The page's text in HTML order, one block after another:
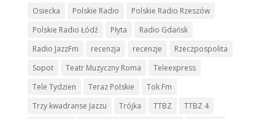
Osiecka
Polskie Radio
Polskie Radio Rzeszów
Polskie Radio Łódź
Płyta
Radio Gdańsk
Radio JazzFm
recenzja recenzje
Rzeczpospolita
Sopot
Teatr Muzyczny Roma
Teleexpress
Tele Tydzien
Teraz Polskie
Tok Fm
Trzy kwadranse Jazzu
Trójka TTBZ
TTBZ 4